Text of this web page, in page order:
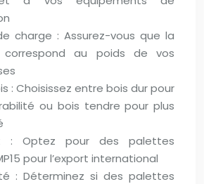
charge : Assurez-vous que la
correspond au poids de vos
: Choisissez entre bois dur pour
ou bois tendre pour plus
: Optez pour des palettes
pour l’export international
: Déterminez si des palettes